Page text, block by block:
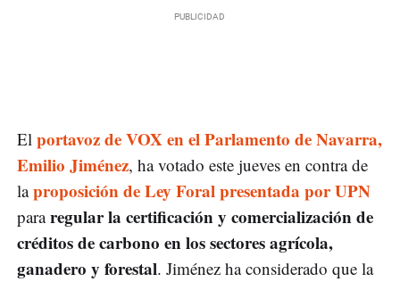
El portavoz de VOX en el Parlamento de Navarra,
Emilio Jiménez, ha votado este jueves en contra de
laproposición de Ley Foral presentada por UPN
pararegular la certificación y comercialización de
créditos de carbono en los sectores agrícola,
ganadero y forestal. Jiménez ha considerado que la